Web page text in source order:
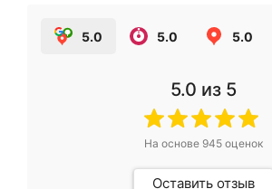
5.0 5.0 5.0
5.0 из 5
На основе 945оценок
Оставить отзыв